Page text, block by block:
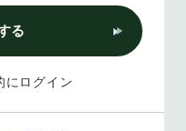
る
にログイン